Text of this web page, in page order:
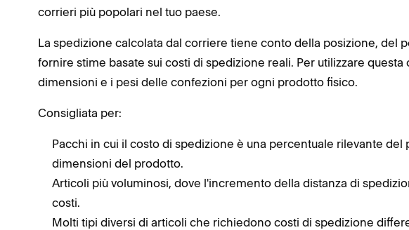
corrieri più popolari nel tuo paese.
La spedizione calcolata dal corriere tiene conto della posizione, del
fornire stime basate sui costi di spedizione reali. Per utilizzare
dimensioni e i pesi delle confezioni per ogni prodotto fisico.
Consigliata per:
Pacchi in cui il costo di spedizione è una percentuale rilevante del
dimensioni del prodotto.
Articoli più voluminosi, dove l'incremento della distanza di
costi.
Molti tipi diversi di articoli che richiedono costi di spedizione